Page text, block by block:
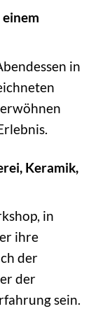
in
Keramik,
in
ihre
der
der
sein.